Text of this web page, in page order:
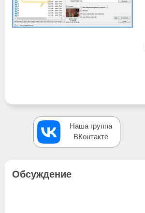
Наша группа
ВКонтакте
Обсуждение